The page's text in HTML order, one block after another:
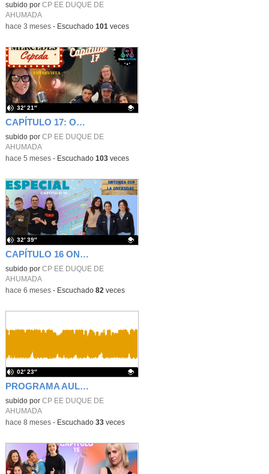
Contenido educativo.
subido por CP EE DUQUE DE
AHUMADA
-hace 3 meses- Escuchado 101veces
CAPÍTULO 17: ONDA ESPECIAL (MAR 26)
Contenido educativo.
subido por CP EE DUQUE DE
AHUMADA
32′ 21″
-hace 5 meses- Escuchado 103veces
CAPÍTULO 16 ONDA ESPECIAL
Contenido educativo.
subido por CP EE DUQUE DE
AHUMADA
32′ 39″
-hace 6 meses- Escuchado 82veces
PROGRAMA AULA 5
Contenido educativo.
subido por CP EE DUQUE DE
AHUMADA
02′ 23″
-hace 8 meses- Escuchado 33veces